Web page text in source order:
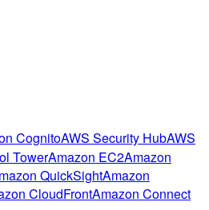
CognitoAWS Security HubAWS
TowerAmazon EC2Amazon
QuickSightAmazon
CloudFrontAmazon Connect